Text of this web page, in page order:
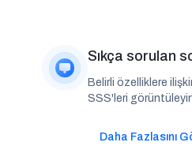
Sıkça sorulan
Belirli özelliklere
SSS'leri
Daha Fazlasını